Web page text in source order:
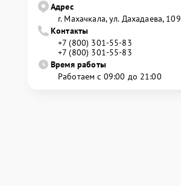
Адрес
г. Махачкала, ул. Дахадаева, 109
Контакты
+7 (800) 301-55-83
+7 (800) 301-55-83
Время работы
Работаем с 09:00 до 21:00